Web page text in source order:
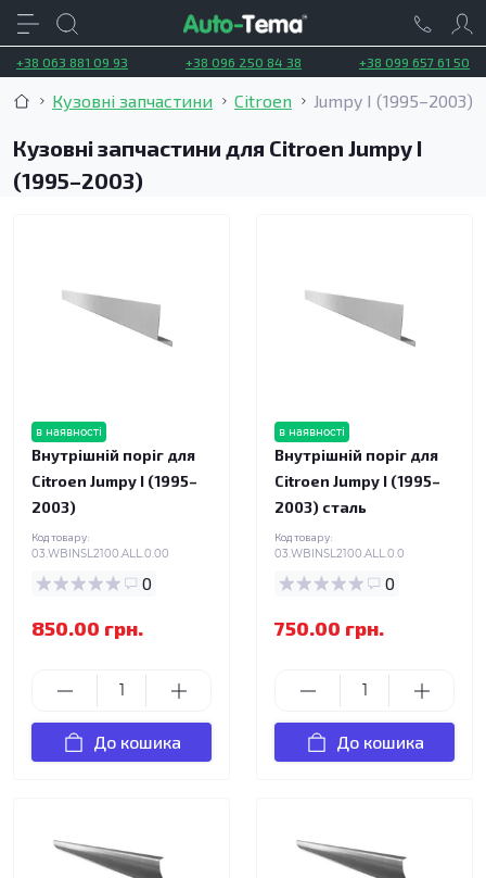
+38 063 881 09 93 +38 096 250 84 38 +38 099 657 61 50
Кузовні запчастини Citroen Jumpy I (1995–2003)
Кузовні запчастини для Citroen Jumpy I
(1995–2003)
в наявності
Внутрішній поріг для
Citroen Jumpy I (1995–
2003)
Код товару:
03.WBINSL2100.ALL.0.00
0
850.00 грн.
До кошика
в наявності
Внутрішній поріг для
Citroen Jumpy I (1995–
2003) сталь
Код товару:
03.WBINSL2100.ALL.0.0
0
750.00 грн.
До кошика